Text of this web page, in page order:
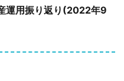
運用振り返り(2022年9